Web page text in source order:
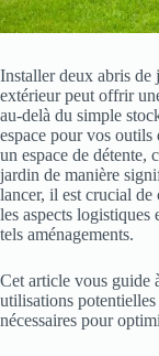
Installer deux abris de
extérieur peut offrir
au-delà du simple
espace pour vos
un espace de détente,
jardin de manière
lancer, il est crucial de
les aspects logistiques
tels aménagements.
Cet article vous guide
utilisations
nécessaires pour